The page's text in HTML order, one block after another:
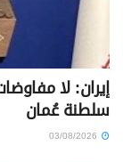
إيران: لا
سلطنة عُمان